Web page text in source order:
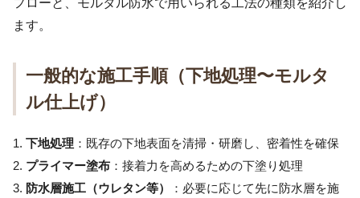
フローと、モルタル防水で用いられる工法の種類を紹介し
ます。
一般的な施工手順（下地処理〜モルタ
ル仕上げ）
下地処理 ：既存の下地表面を清掃・研磨し、密着性を確保
プライマー塗布 ：接着力を高めるための下塗り処理
防水層施工（ウレタン等）
：必要に応じて先に防水層を施